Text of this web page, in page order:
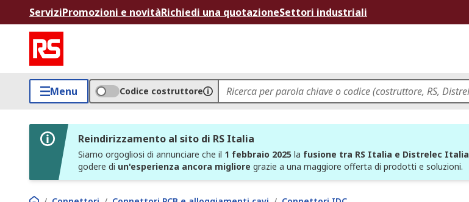
ServiziPromozioni e novitàRichiedi una quotazioneSettori industriali
Menu Codice costruttore
Reindirizzamento al sito di RS Italia
Siamo orgogliosi di annunciare che il 1 febbraio 2025 la fusione tra RS Italia e Distrelec Italia
godere di un'esperienza ancora migliore grazie a una maggiore offerta di prodotti e soluzioni.